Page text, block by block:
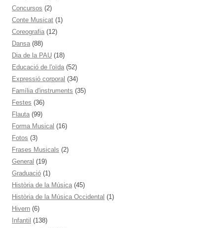
Concursos (2)
Conte Musicat (1)
Coreografia (12)
Dansa (88)
Dia de la PAU (18)
Educació de l'oïda (52)
Expressió corporal (34)
Família d'instruments (35)
Festes (36)
Flauta (99)
Forma Musical (16)
Fotos (3)
Frases Musicals (2)
General (19)
Graduació (1)
Història de la Música (45)
Història de la Música Occidental (1)
Hivern (6)
Infantil (138)